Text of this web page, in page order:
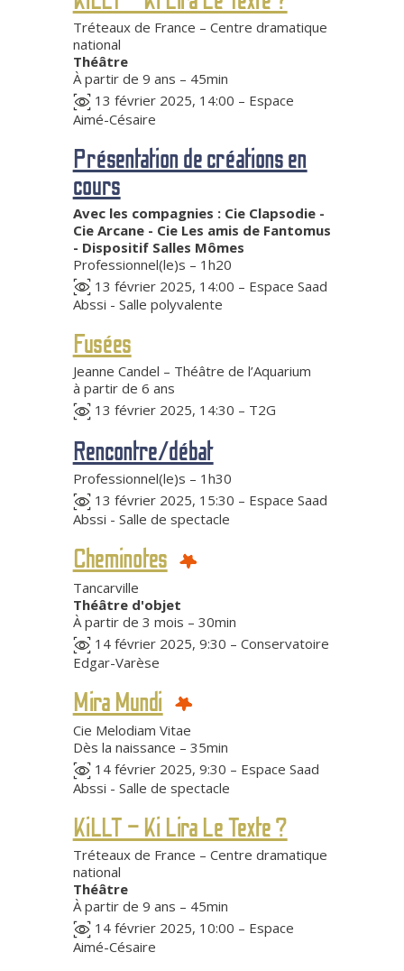
Tréteaux de France – Centre dramatique
national
Théâtre
À partir de 9 ans – 45min
13 février 2025, 14:00 – Espace
Aimé-Césaire
Présentation de créations en
cours
Avec les compagnies : Cie Clapsodie -
Cie Arcane - Cie Les amis de Fantomus
- Dispositif Salles Mômes
Professionnel(le)s – 1h20
13 février 2025, 14:00 – Espace Saad
Abssi - Salle polyvalente
Fusées
Jeanne Candel – Théâtre de l’Aquarium
à partir de 6 ans
13 février 2025, 14:30 – T2G
Rencontre/débat
Professionnel(le)s – 1h30
13 février 2025, 15:30 – Espace Saad
Abssi - Salle de spectacle
Cheminotes
Tancarville
Théâtre d'objet
À partir de 3 mois – 30min
14 février 2025, 9:30 – Conservatoire
Edgar-Varèse
Mira Mundi
Cie Melodiam Vitae
Dès la naissance – 35min
14 février 2025, 9:30 – Espace Saad
Abssi - Salle de spectacle
KiLLT – Ki Lira Le Texte ?
Tréteaux de France – Centre dramatique
national
Théâtre
À partir de 9 ans – 45min
14 février 2025, 10:00 – Espace
Aimé-Césaire